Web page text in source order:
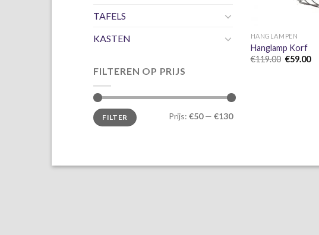
TAFELS
KASTEN
FILTEREN OP PRIJS
Min.
prijs
Max.
prijsFILTER Prijs: €50— €130
HANGLAMPEN
Hanglamp Korf
€119.00 €59.00